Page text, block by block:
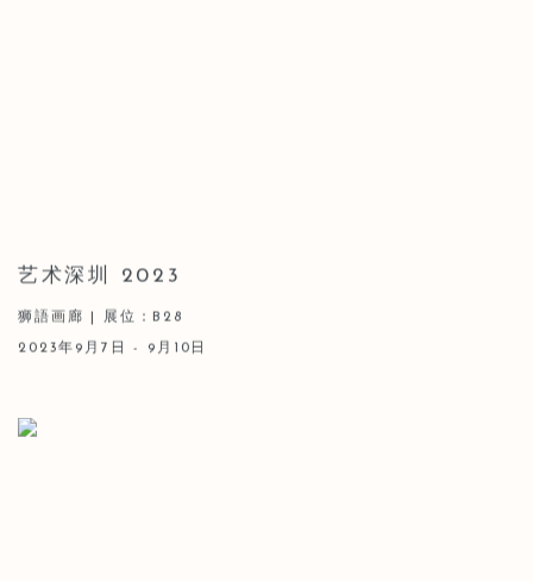
艺术深圳 2023
狮語画廊 | 展位：B28
2023年9月7日 - 9月10日